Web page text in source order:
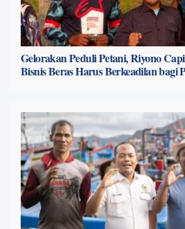
Gelorakan Peduli Petani, Riyono
Bisnis Beras Harus Berkeadilan bagi